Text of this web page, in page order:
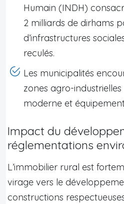
Humain (INDH)
2 milliards de dirhams
d’infrastructures
reculés.
Les municipalités
zones agro-
moderne et
Impact du
réglementations
L’immobilier rural est
virage vers le
constructions